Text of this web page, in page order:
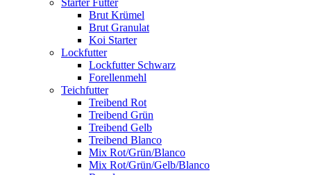
Starter Futter
Brut Krümel
Brut Granulat
Koi Starter
Lockfutter
Lockfutter Schwarz
Forellenmehl
Teichfutter
Treibend Rot
Treibend Grün
Treibend Gelb
Treibend Blanco
Mix Rot/Grün/Blanco
Mix Rot/Grün/Gelb/Blanco